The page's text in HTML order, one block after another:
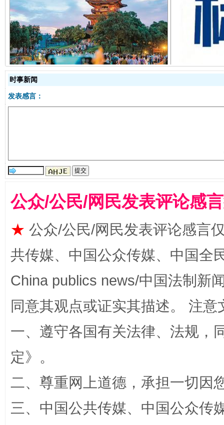
千年窑火 生生不息
揭开“小金库”的免责幌子
受贿1.44亿！段成刚被判无期 从幼
时事新闻
发表感言：
公众/公民/网民发表评论感
★ 公众/公民/网民发表评论感言
共传媒、中国公众传媒、中国全
China publics news/中国法制新
同意其观点或证实其描述。 注
一、遵守各国有关法律、法规，
定》。
二、尊重网上道德，承担一切因
三、中国公共传媒、中国公众传